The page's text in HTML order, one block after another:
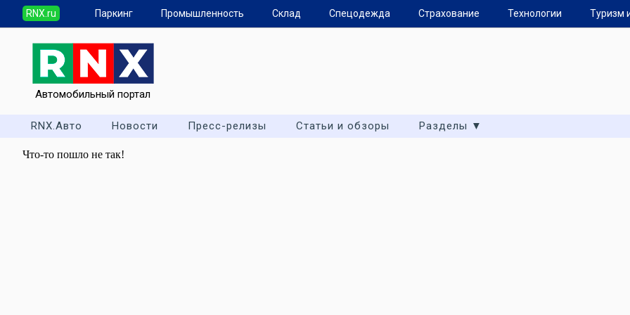
RNX.ru Паркинг Промышленность Склад Спецодежда Страхование Технологии Туризм
Автомобильный портал
RNX.Авто Новости Пресс-релизы Статьи и обзоры Разделы ▼
Что-то пошло не так!